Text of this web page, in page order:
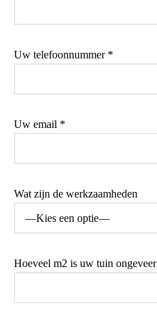
Uw telefoonnummer *
Uw email *
Wat zijn de werkzaamheden
Hoeveel m2 is uw tuin ongeveer